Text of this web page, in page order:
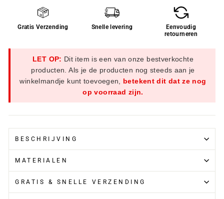
Gratis Verzending Snelle levering
Eenvoudig
retourneren
LET OP: Dit item is een van onze bestverkochte
producten. Als je de producten nog steeds aan je
winkelmandje kunt toevoegen, betekent dit dat ze nog
op voorraad zijn.
BESCHRIJVING
MATERIALEN
GRATIS & SNELLE VERZENDING